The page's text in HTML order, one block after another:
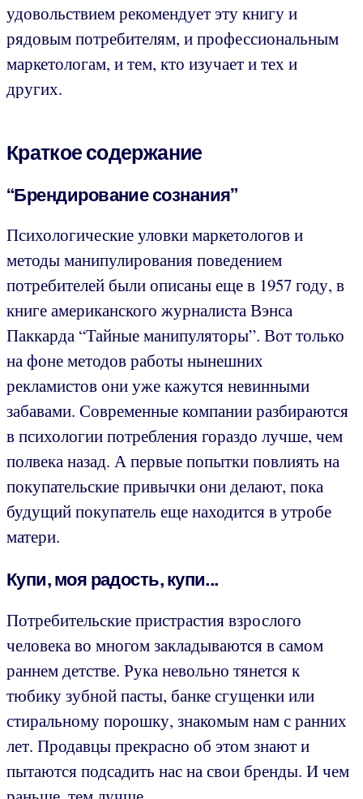
удовольствием рекомендует эту книгу и
рядовым потребителям, и профессиональным
маркетологам, и тем, кто изучает и тех и
других.
Краткое содержание
“Брендирование сознания”
Психологические уловки маркетологов и
методы манипулирования поведением
потребителей были описаны еще в 1957 году, в
книге американского журналиста Вэнса
Паккарда “Тайные манипуляторы”. Вот только
на фоне методов работы нынешних
рекламистов они уже кажутся невинными
забавами. Современные компании разбираются
в психологии потребления гораздо лучше, чем
полвека назад. А первые попытки повлиять на
покупательские привычки они делают, пока
будущий покупатель еще находится в утробе
матери.
Купи, моя радость, купи...
Потребительские пристрастия взрослого
человека во многом закладываются в самом
раннем детстве. Рука невольно тянется к
тюбику зубной пасты, банке сгущенки или
стиральному порошку, знакомым нам с ранних
лет. Продавцы прекрасно об этом знают и
пытаются подсадить нас на свои бренды. И чем